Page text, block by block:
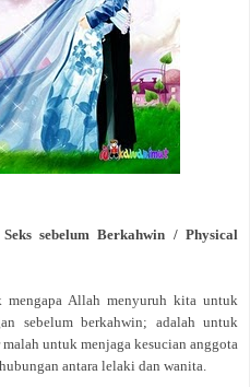
sebelum Berkahwin / Physical
mengapa Allah menyuruh kita untuk
sebelum berkahwin; adalah untuk
untuk menjaga kesucian anggota
antara lelaki dan wanita.